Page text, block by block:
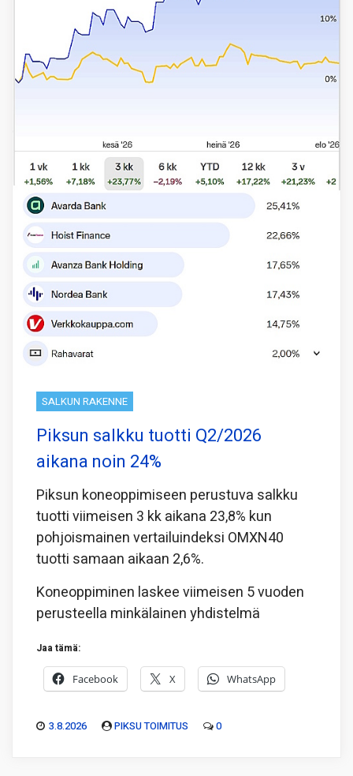
SALKUN RAKENNE
Piksun salkku tuotti Q2/2026
aikana noin 24%
Piksun koneoppimiseen perustuva salkku
tuotti viimeisen 3 kk aikana 23,8% kun
pohjoismainen vertailuindeksi OMXN40
tuotti samaan aikaan 2,6%.
Koneoppiminen laskee viimeisen 5 vuoden
perusteella minkälainen yhdistelmä
Jaa tämä:
Facebook X WhatsApp
3.8.2026 PIKSU TOIMITUS 0